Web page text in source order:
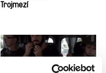
Trojmezí